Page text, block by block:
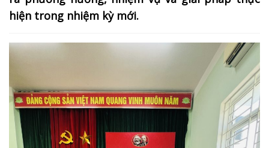
hiện trong nhiệm kỳ mới.